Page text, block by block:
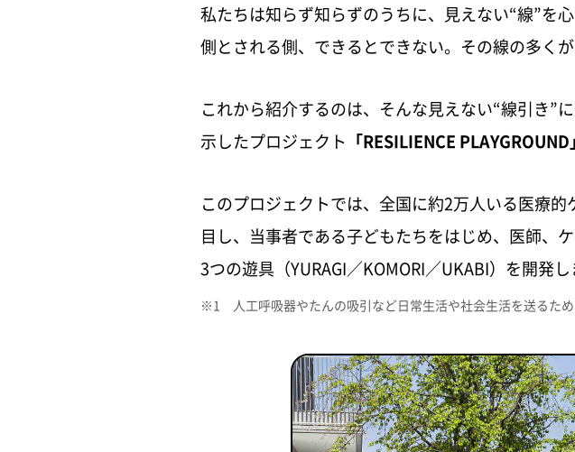
私たちは知らず知らずのうちに、見えない“線”を
側とされる側、できるとできない。その線の多く
これから紹介するのは、そんな見えない“線引き”
示したプロジェクト 「RESILIENCE PLAYGROUND」
このプロジェクトでは、全国に約2万人いる医療
目し、当事者である子どもたちをはじめ、医師、
3つの遊具（YURAGI／KOMORI／UKABI）を開発し
※1 人工呼吸器やたんの吸引など日常生活や社会生活を送るた